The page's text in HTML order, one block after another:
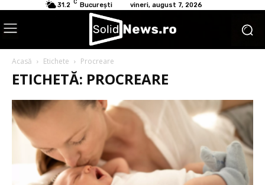
31.2 C București vineri, august 7, 2026
Acasă Etichete Procreare
ETICHETĂ: PROCREARE